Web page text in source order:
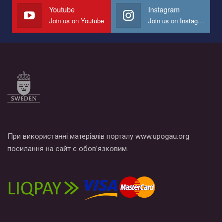
СОГИ в Украине.
Все, что вам нужно сделать - это зайти на наш канал YouTube
по этой ссылке и поставить лайк под видео.
Youtube
Join us on Youtube
Instagram
Join us on Instagram
При використанні матеріалів порталу www.upogau.org
посилання на сайт є обов’язковим.